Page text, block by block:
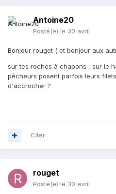
palmeAntoine20
Posté(e) le 30 avril
Bonjour rouget ( et bonjour aux
sur tes roches à chapons , sur le
pêcheurs posent parfois leurs
d'accrocher ?
Citer
rouget
Posté(e) le 30 avril